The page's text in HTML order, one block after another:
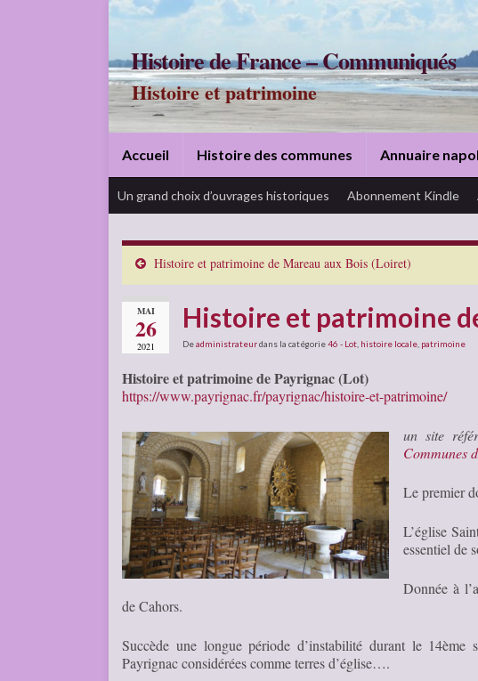
Histoire de France – Communiqués
Histoire et patrimoine
Accueil Histoire des communes Annuaire
Un grand choix d’ouvrages historiques Abonnement Kindle
Histoire et patrimoine de Mareau aux Bois (Loiret)
MAI
26
2021
Histoire et patrimoine
Deadministrateurdans la catégorie46 - Lot histoire locale patrimoine
Histoire et patrimoine de Payrignac (Lot)
https://www.payrignac.fr/payrignac/histoire-et-patrimoine/
un site
Communes
Le premier
L’église
essentiel de
Donnée à
de Cahors.
Succède une longue période d’instabilité durant le
Payrignac considérées comme terres d’église….